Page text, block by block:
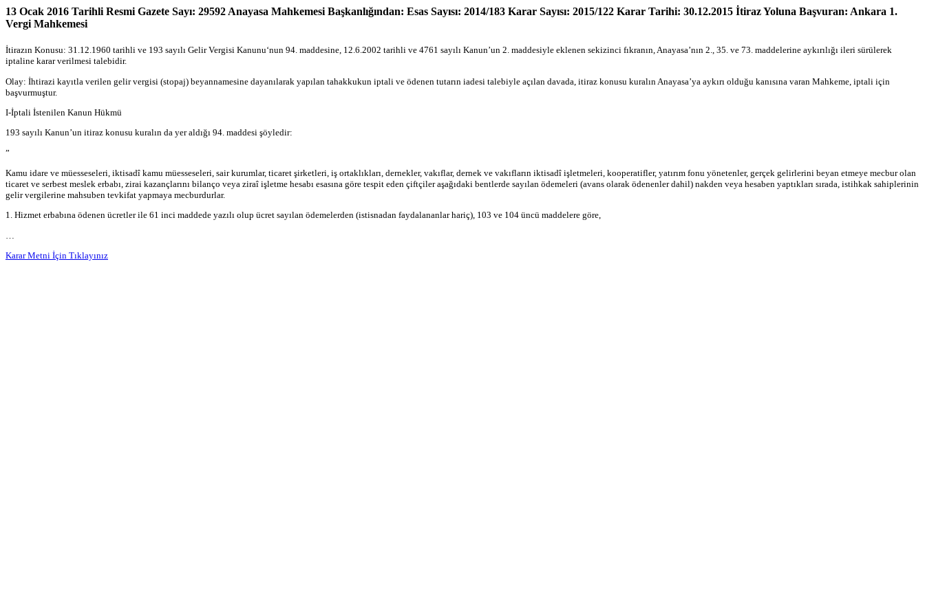
13 Ocak 2016 Tarihli Resmi Gazete Sayı: 29592 Anayasa Mahkemesi Başkanlığından: Esas Sayısı: 2014/183 Karar Sayısı: 2015/122 Karar Tarihi: 30.12.2015 İtiraz Yoluna Başvuran: Ankara 1.
Vergi Mahkemesi
İtirazın Konusu: 31.12.1960 tarihli ve 193 sayılı Gelir Vergisi Kanunu‘nun 94. maddesine, 12.6.2002 tarihli ve 4761 sayılı Kanun’un 2. maddesiyle eklenen sekizinci fıkranın, Anayasa’nın 2., 35. ve 73. maddelerine aykırılığı ileri sürülerek
iptaline karar verilmesi talebidir.
Olay: İhtirazi kayıtla verilen gelir vergisi (stopaj) beyannamesine dayanılarak yapılan tahakkukun iptali ve ödenen tutarın iadesi talebiyle açılan davada, itiraz konusu kuralın Anayasa’ya aykırı olduğu kanısına varan Mahkeme, iptali için
başvurmuştur.
I-İptali İstenilen Kanun Hükmü
193 sayılı Kanun’un itiraz konusu kuralın da yer aldığı 94. maddesi şöyledir:
”
Kamu idare ve müesseseleri, iktisadî kamu müesseseleri, sair kurumlar, ticaret şirketleri, iş ortaklıkları, dernekler, vakıflar, dernek ve vakıfların iktisadî işletmeleri, kooperatifler, yatırım fonu yönetenler, gerçek gelirlerini beyan etmeye mecbur olan
ticaret ve serbest meslek erbabı, zirai kazançlarını bilanço veya ziraî işletme hesabı esasına göre tespit eden çiftçiler aşağıdaki bentlerde sayılan ödemeleri (avans olarak ödenenler dahil) nakden veya hesaben yaptıkları sırada, istihkak sahiplerinin
gelir vergilerine mahsuben tevkifat yapmaya mecburdurlar.
1. Hizmet erbabına ödenen ücretler ile 61 inci maddede yazılı olup ücret sayılan ödemelerden (istisnadan faydalananlar hariç), 103 ve 104 üncü maddelere göre,
Karar Metni İçin Tıklayınız